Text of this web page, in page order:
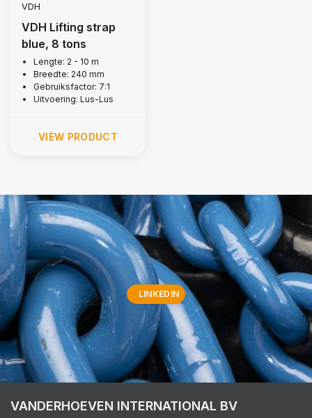
VDH
VDH Lifting strap
blue, 8 tons
Lengte: 2 - 10 m
Breedte: 240 mm
Gebruiksfactor: 7:1
Uitvoering: Lus-Lus
VIEW PRODUCT
LINKEDIN
VANDERHOEVEN INTERNATIONAL BV